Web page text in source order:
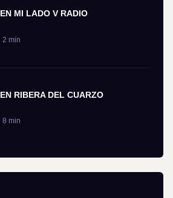
MI LADO V RADIO
2 min
RIBERA DEL CUARZO
8 min